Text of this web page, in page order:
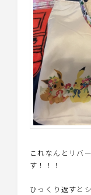
これなんとリバ
す！！！
ひっくり返すと